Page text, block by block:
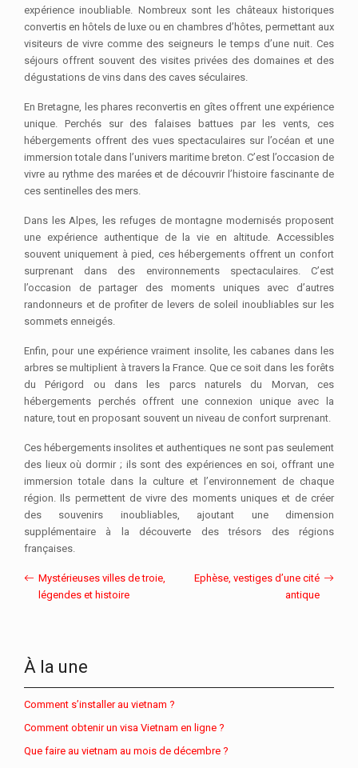
expérience inoubliable. Nombreux sont les châteaux historiques
convertis en hôtels de luxe ou en chambres d’hôtes, permettant aux
visiteurs de vivre comme des seigneurs le temps d’une nuit. Ces
séjours offrent souvent des visites privées des domaines et des
dégustations de vins dans des caves séculaires.
En Bretagne, les phares reconvertis en gîtes offrent une expérience
unique. Perchés sur des falaises battues par les vents, ces
hébergements offrent des vues spectaculaires sur l’océan et une
immersion totale dans l’univers maritime breton. C’est l’occasion de
vivre au rythme des marées et de découvrir l’histoire fascinante de
ces sentinelles des mers.
Dans les Alpes, les refuges de montagne modernisés proposent
une expérience authentique de la vie en altitude. Accessibles
souvent uniquement à pied, ces hébergements offrent un confort
surprenant dans des environnements spectaculaires. C’est
l’occasion de partager des moments uniques avec d’autres
randonneurs et de profiter de levers de soleil inoubliables sur les
sommets enneigés.
Enfin, pour une expérience vraiment insolite, les cabanes dans les
arbres se multiplient à travers la France. Que ce soit dans les forêts
du Périgord ou dans les parcs naturels du Morvan, ces
hébergements perchés offrent une connexion unique avec la
nature, tout en proposant souvent un niveau de confort surprenant.
Ces hébergements insolites et authentiques ne sont pas seulement
des lieux où dormir ; ils sont des expériences en soi, offrant une
immersion totale dans la culture et l’environnement de chaque
région. Ils permettent de vivre des moments uniques et de créer
des souvenirs inoubliables, ajoutant une dimension
supplémentaire à la découverte des trésors des régions
françaises.
Mystérieuses villes de troie,
légendes et histoire
Ephèse, vestiges d’une cité
antique
À la une
Comment s’installer au vietnam ?
Comment obtenir un visa Vietnam en ligne ?
Que faire au vietnam au mois de décembre ?